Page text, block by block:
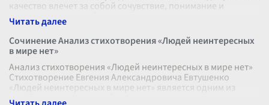
качество влечет за собой сочувствие, понимание и
готовность помочь бл
Сочинение Анализ стихотворения «Людей неинтересных
в мире нет»
Анализ стихотворения «Людей неинтересных в мире нет»
Стихотворение Евгения Александровича Евтушенко
«Людей неинтересных в мире нет» является одним из
ярчайших произведений, раскры